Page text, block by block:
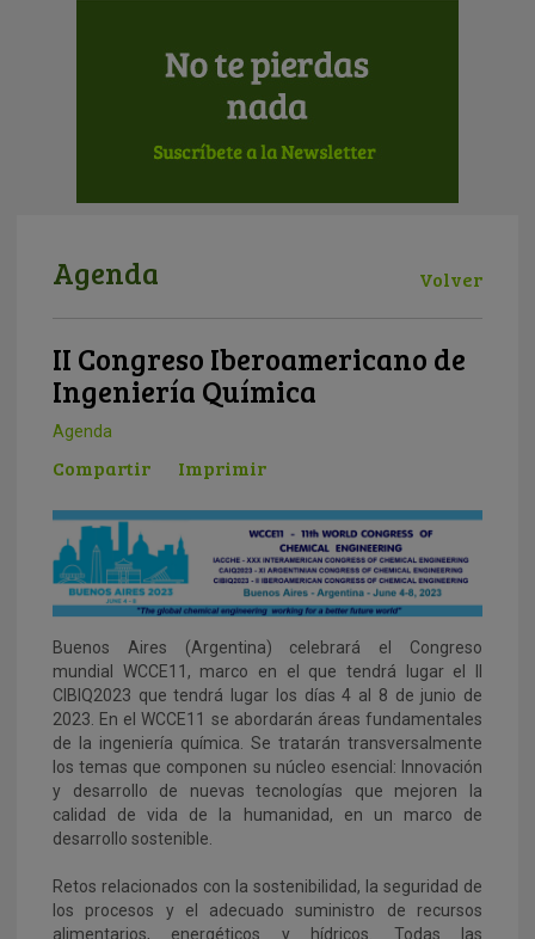
Agenda Volver
II Congreso Iberoamericano de
Ingeniería Química
Agenda
Compartir Imprimir
Buenos Aires (Argentina) celebrará el Congreso
mundial WCCE11, marco en el que tendrá lugar el II
CIBIQ2023 que tendrá lugar los días 4 al 8 de junio de
2023. En el WCCE11 se abordarán áreas fundamentales
de la ingeniería química. Se tratarán transversalmente
los temas que componen su núcleo esencial: Innovación
y desarrollo de nuevas tecnologías que mejoren la
calidad de vida de la humanidad, en un marco de
desarrollo sostenible.
Retos relacionados con la sostenibilidad, la seguridad de
los procesos y el adecuado suministro de recursos
alimentarios, energéticos y hídricos. Todas las